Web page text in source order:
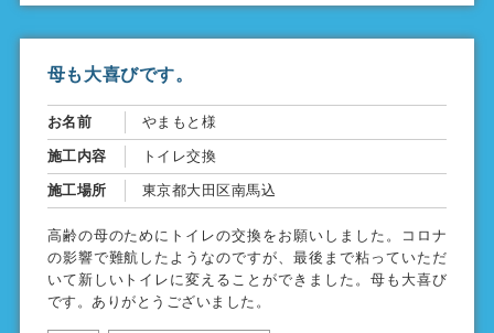
母も大喜びです。
お名前 やまもと様
施工内容 トイレ交換
施工場所 東京都大田区南馬込
高齢の母のためにトイレの交換をお願いしました。コロナ
の影響で難航したようなのですが、最後まで粘っていただ
いて新しいトイレに変えることができました。母も大喜び
です。ありがとうございました。